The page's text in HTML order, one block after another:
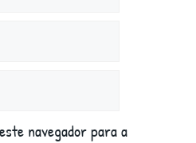
navegador para a